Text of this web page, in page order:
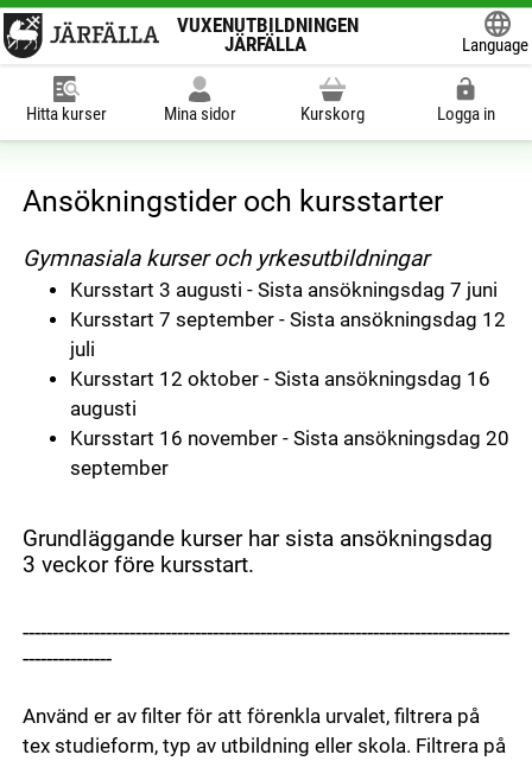
VUXENUTBILDNINGEN
JÄRFÄLLA
Language
Hitta kurser Mina sidor Kurskorg Logga in
Ansökningstider och kursstarter
Gymnasiala kurser och yrkesutbildningar
Kursstart 3 augusti - Sista ansökningsdag 7 juni
Kursstart 7 september - Sista ansökningsdag 12
juli
Kursstart 12 oktober - Sista ansökningsdag 16
augusti
Kursstart 16 november - Sista ansökningsdag 20
september
Grundläggande kurser har sista ansökningsdag
3 veckor före kursstart.
----------------------------------------------------------------------------------
---------------
Använd er av filter för att förenkla urvalet, filtrera på
tex studieform, typ av utbildning eller skola. Filtrera på